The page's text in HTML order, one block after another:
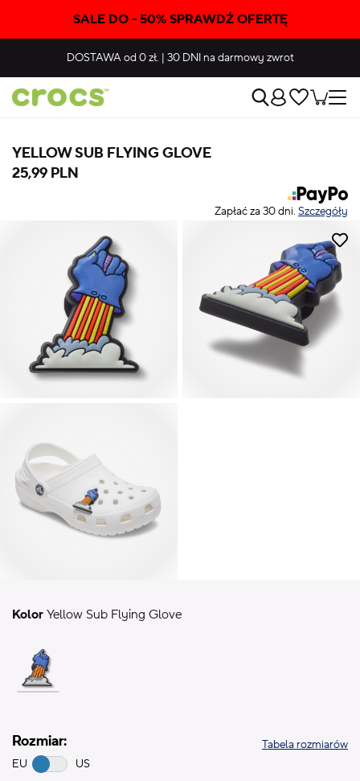
SALE DO - 50% SPRAWDŹ OFERTĘ
DOSTAWAod 0 zł. | 30 DNIna darmowy zwrot
YELLOW SUB FLYING GLOVE
25,99 PLN
Zapłać za 30 dni. Szczegóły
Kolor Yellow Sub Flying Glove
Rozmiar:
EU US
Tabela rozmiarów